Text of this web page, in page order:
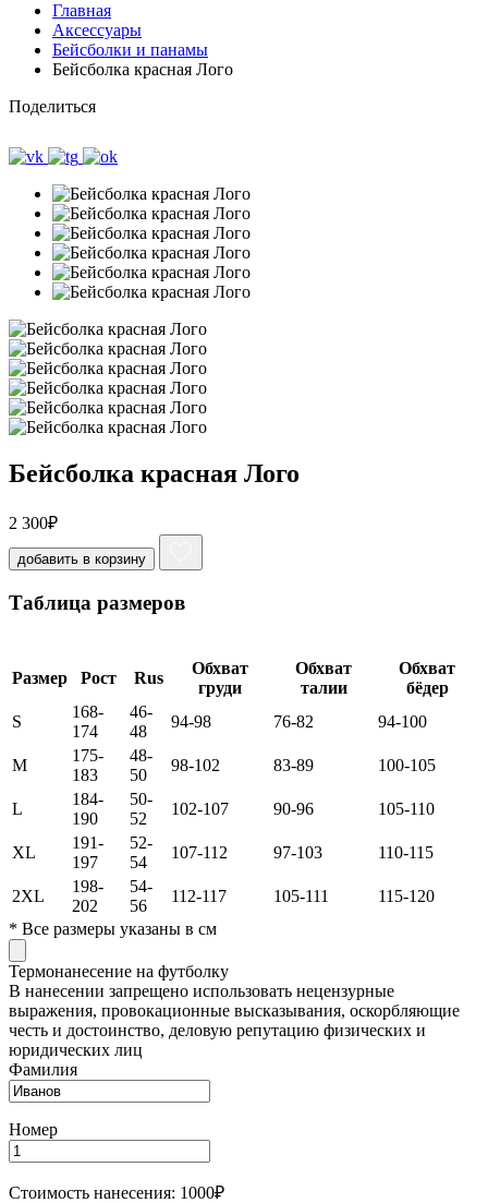
Главная
Аксессуары
Бейсболки и панамы
Бейсболка красная Лого
Поделиться
Бейсболка красная Лого
2 300₽
добавить в корзину
Таблица размеров
Размер Рост Rus
Обхват
груди
Обхват
талии
Обхват
бёдер
S
168-
174
46-
48
94-98 76-82 94-100
M
175-
183
48-
50
98-102 83-89 100-105
L
184-
190
50-
52
102-107 90-96 105-110
XL
191-
197
52-
54
107-112 97-103 110-115
2XL
198-
202
54-
56
112-117 105-111
115-120
* Все размеры указаны в см
Термонанесение на футболку
В нанесении запрещено использовать нецензурные
выражения, провокационные высказывания, оскорбляющие
честь и достоинство, деловую репутацию физических и
юридических лиц
Фамилия
Номер
Стоимость нанесения: 1000₽